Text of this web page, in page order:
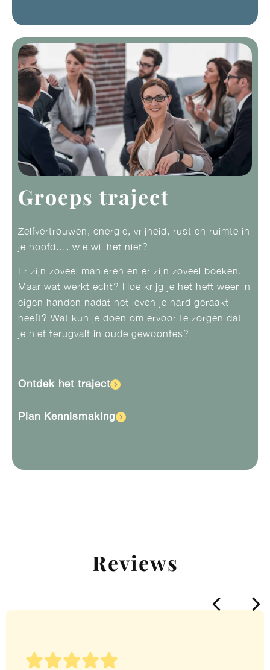
Groeps traject
Zelfvertrouwen, energie, vrijheid, rust en ruimte in
je hoofd…. wie wil het niet?
Er zijn zoveel manieren en er zijn zoveel boeken.
Maar wat werkt echt? Hoe krijg je het heft weer in
eigen handen nadat het leven je hard geraakt
heeft? Wat kun je doen om ervoor te zorgen dat
je niet terugvalt in oude gewoontes?
Ontdek het traject
Plan Kennismaking
Reviews
